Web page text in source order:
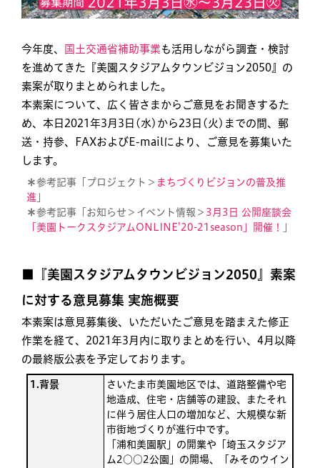
今年度、 国土交通省補助事業 も活用しながら調査・検討
を進めてきた『美園スタジアムタウンビジョン2050』の
素案が取りまとめられました。
本素案について、広く皆さまからご意見をお聞きするた
め、本日2021年3月3日(水)から23日(火)までの間、郵
送・持参、FAXおよびE-mailにより、ご意見を募集いた
します。
＊ 参考記事「プロジェクト＞ まちづくりビジョンの普及推
進
＊ 参考記事「お知らせ＞イベント情報＞ 3月3日 公開座談会
「美園トークスタジアムONLINE’20-21season」開催！
■『美園スタジアムタウンビジョン2050』素案
に対する意見募集 実施概要
本素案は意見募集後、いただいたご意見を踏まえた修正
作業を経て、2021年3月内に取りまとめを行い、4月以降
の最終版公表を予定しております。
1.背景
さいたま市美園地区では、道路整備や宅
地造成、住宅・店舗等の建設、またそれ
に伴う居住人口の増加など、大規模な新
市街地づくりが進行中です。
「浦和美園駅」の開業や「埼玉スタジア
ム2○○2公園」の開場、「みそのウイン